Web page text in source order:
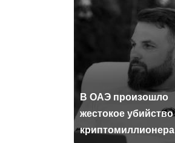
В ОАЭ произошло
жестокое убийство
криптомиллионера